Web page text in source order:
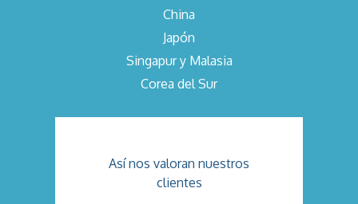
China
Japón
Singapur y Malasia
Corea del Sur
Así nos valoran nuestros
clientes